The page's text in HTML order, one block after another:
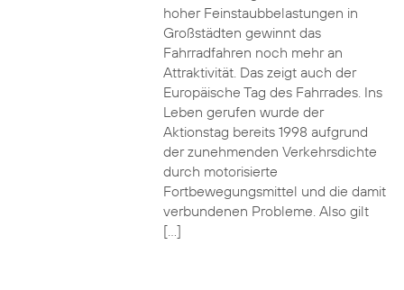
hoher Feinstaubbelastungen in
Großstädten gewinnt das
Fahrradfahren noch mehr an
Attraktivität. Das zeigt auch der
Europäische Tag des Fahrrades. Ins
Leben gerufen wurde der
Aktionstag bereits 1998 aufgrund
der zunehmenden Verkehrsdichte
durch motorisierte
Fortbewegungsmittel und die damit
verbundenen Probleme. Also gilt
[…]